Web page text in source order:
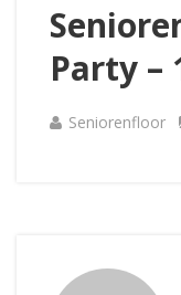
Party –
Seniorenfloor